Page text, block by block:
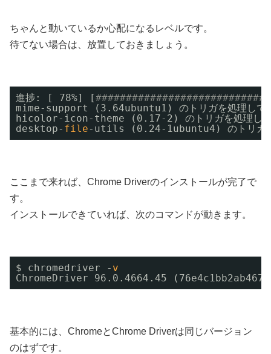
ちゃんと動いているか心配になるレベルです。
待てない場合は、放置しておきましょう。
進捗: [ 78%] [
mime-support (3.64ubuntu1) のトリガを処理し
hicolor-icon-theme (0.17-2) のトリガを処理し
desktop- file-utils (0.24-1ubuntu4) のトリガ
ここまで来れば、Chrome Driverのインストールが完了で
す。
インストールできていれば、次のコマンドが動きます。
$ chromedriver - v
ChromeDriver 96.0.4664.45
基本的には、ChromeとChrome Driverは同じバージョン
のはずです。